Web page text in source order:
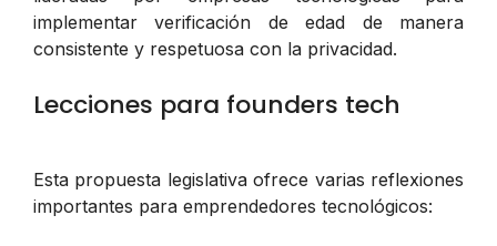
implementar verificación de edad de manera
consistente y respetuosa con la privacidad.
Lecciones para founders tech
Esta propuesta legislativa ofrece varias reflexiones
importantes para emprendedores tecnológicos: